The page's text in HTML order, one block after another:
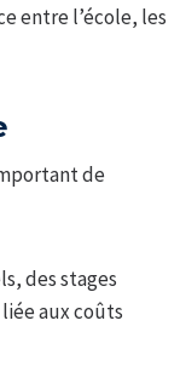
entre l’école, les
de
des stages
aux coûts